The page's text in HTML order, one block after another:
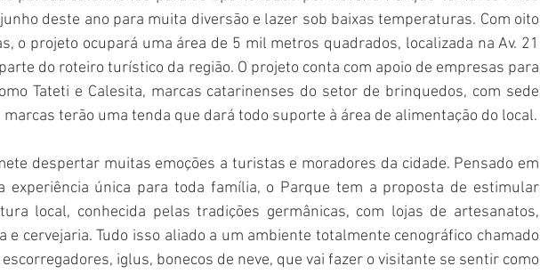
deste ano para muita diversão e lazer sob baixas temperaturas. Com oito
o projeto ocupará uma área de 5 mil metros quadrados, localizada na Av. 21
do roteiro turístico da região. O projeto conta com apoio de empresas para
Tateti e Calesita, marcas catarinenses do setor de brinquedos, com sede
marcas terão uma tenda que dará todo suporte à área de alimentação do local.
despertar muitas emoções a turistas e moradores da cidade. Pensado em
experiência única para toda família, o Parque tem a proposta de estimular
local, conhecida pelas tradições germânicas, com lojas de artesanatos,
e cervejaria. Tudo isso aliado a um ambiente totalmente cenográfico chamado
escorregadores, iglus, bonecos de neve, que vai fazer o visitante se sentir como